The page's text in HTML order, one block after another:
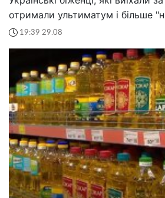
отримали ультиматум і більше
19:39 29.08